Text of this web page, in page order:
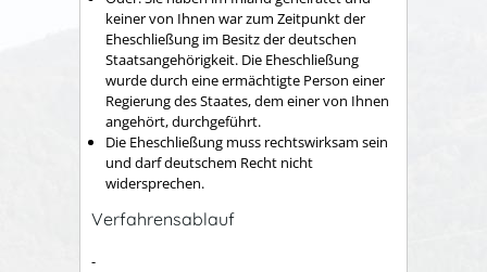
keiner von Ihnen war zum Zeitpunkt der
Eheschließung im Besitz der deutschen
Staatsangehörigkeit. Die Eheschließung
wurde durch eine ermächtigte Person einer
Regierung des Staates, dem einer von Ihnen
angehört, durchgeführt.
Die Eheschließung muss rechtswirksam sein
und darf deutschem Recht nicht
widersprechen.
Verfahrensablauf
-